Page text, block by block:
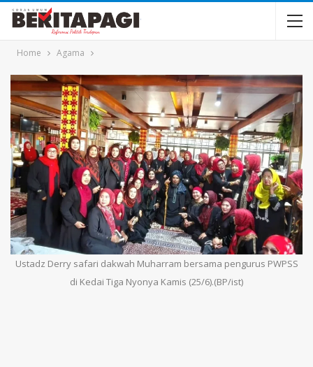
Home Agama
Ustadz Derry safari dakwah Muharram bersama pengurus PWPSS
di Kedai Tiga Nyonya Kamis (25/6).(BP/ist)